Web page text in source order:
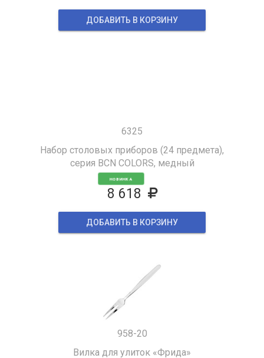
ДОБАВИТЬ В КОРЗИНУ
6325
Набор столовых приборов (24 предмета),
серия BCN COLORS, медный
НОВИНКА
8 618
ДОБАВИТЬ В КОРЗИНУ
958-20
Вилка для улиток «Фрида»